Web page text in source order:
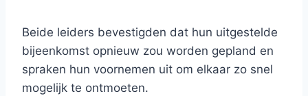
Beide leiders bevestigden dat hun uitgestelde
bijeenkomst opnieuw zou worden gepland en
spraken hun voornemen uit om elkaar zo snel
mogelijk te ontmoeten.